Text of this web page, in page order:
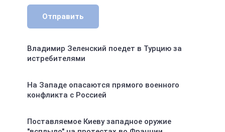
Отправить
Владимир Зеленский поедет в Турцию за
истребителями
На Западе опасаются прямого военного
конфликта с Россией
Поставляемое Киеву западное оружие